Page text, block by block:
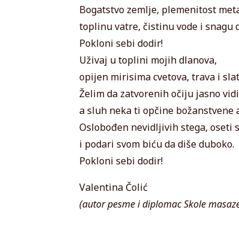
Bogatstvo zemlje, plemenitost
toplinu vatre, čistinu vode i snagu
Pokloni sebi dodir!
Uživaj u toplini mojih dlanova,
opijen mirisima cvetova, trava i
Želim da zatvorenih očiju jasno
a sluh neka ti opčine božanstvene
Oslobođen nevidljivih stega, oseti
i podari svom biću da diše duboko.
Pokloni sebi dodir!
Valentina Čolić
(autor pesme i diplomac Skole